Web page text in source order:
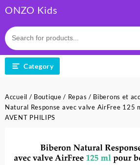
to
content
ONZO Kids
Category
Accueil / Boutique / Repas / Biberons et
Natural Response avec valve AirFree 125
AVENT PHILIPS